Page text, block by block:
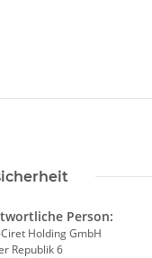
Person:
Holding GmbH
Republik 6